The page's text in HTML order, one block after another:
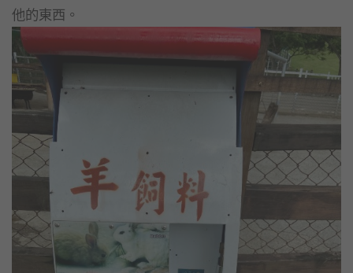
他的東西。